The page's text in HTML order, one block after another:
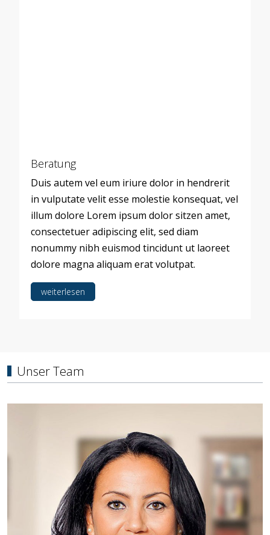
Beratung
Duis autem vel eum iriure dolor in hendrerit
in vulputate velit esse molestie konsequat, vel
illum dolore Lorem ipsum dolor sitzen amet,
consectetuer adipiscing elit, sed diam
nonummy nibh euismod tincidunt ut laoreet
dolore magna aliquam erat volutpat.
weiterlesen
Unser Team